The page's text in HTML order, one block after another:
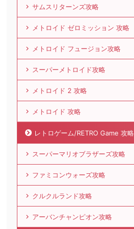
サムスリターンズ攻略
メトロイド ゼロミッション 攻略
メトロイド フュージョン攻略
スーパーメトロイド攻略
メトロイド 2 攻略
メトロイド 攻略
レトロゲーム/RETRO Game 攻略
スーパーマリオブラザーズ攻略
ファミコンウォーズ攻略
クルクルランド攻略
アーバンチャンピオン攻略